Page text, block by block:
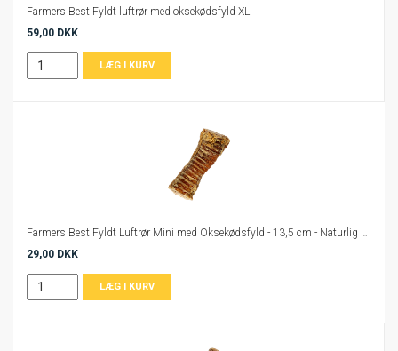
Farmers Best Fyldt luftrør med oksekødsfyld XL
59,00 DKK
Farmers Best Fyldt Luftrør Mini med Oksekødsfyld - 13,5 cm - Naturlig Hundesnack
29,00 DKK